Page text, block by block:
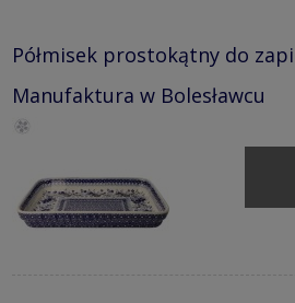
Półmisek prostokątny do
Manufaktura w Bolesławcu